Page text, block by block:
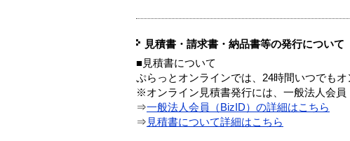
見積書・請求書・納品書等の発行について
■見積書について
ぷらっとオンラインでは、24時間いつでも
※オンライン見積書発行には、一般法人会員
⇒一般法人会員（BizID）の詳細はこちら
⇒ 見積書について詳細はこちら